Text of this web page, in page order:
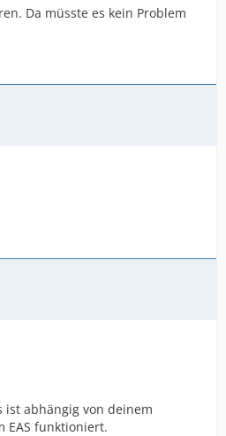
Da müsste es kein Problem
ist abhängig von deinem
EAS funktioniert.